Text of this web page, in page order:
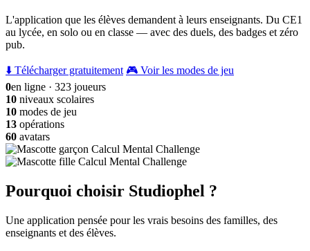
L'application que les élèves demandent à leurs enseignants. Du CE1
au lycée, en solo ou en classe — avec des duels, des badges et zéro
pub.
⬇️ Télécharger gratuitement 🎮 Voir les modes de jeu
0en ligne · 323 joueurs
10 niveaux scolaires
10 modes de jeu
13 opérations
60 avatars
Pourquoi choisir Studiophel ?
Une application pensée pour les vrais besoins des familles, des
enseignants et des élèves.